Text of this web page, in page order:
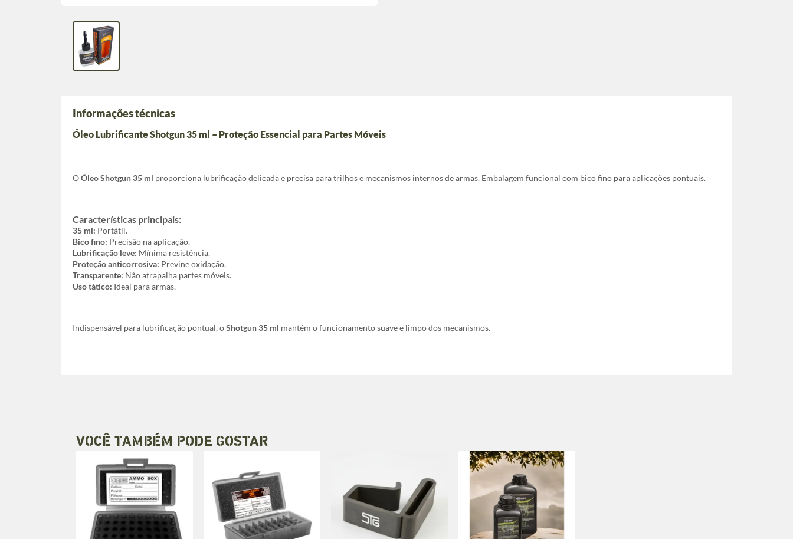
Informações técnicas
Óleo Lubrificante Shotgun 35 ml – Proteção Essencial para Partes Móveis
OÓleo Shotgun 35 ml proporciona lubrificação delicada e precisa para trilhos e mecanismos internos de armas. Embalagem funcional com bico fino para aplicações pontuais.
Características principais:
35 ml: Portátil.
Bico fino: Precisão na aplicação.
Lubrificação leve: Mínima resistência.
Proteção anticorrosiva: Previne oxidação.
Transparente: Não atrapalha partes móveis.
Uso tático: Ideal para armas.
Indispensável para lubrificação pontual, oShotgun 35 ml mantém o funcionamento suave e limpo dos mecanismos.
VOCÊ TAMBÉM PODE GOSTAR